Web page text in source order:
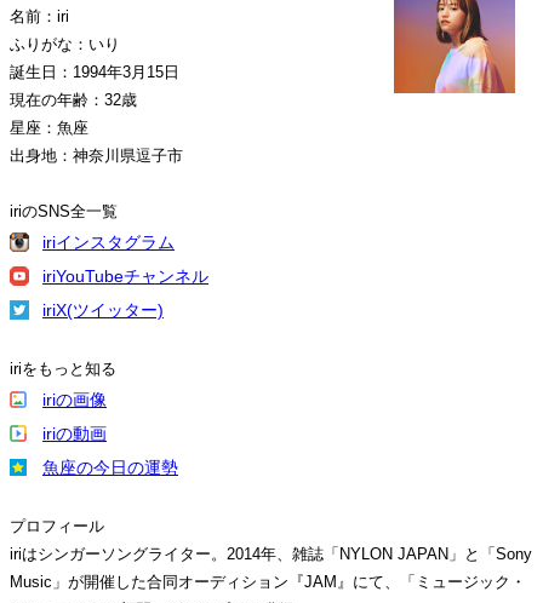
名前：iri
ふりがな：いり
誕生日：1994年3月15日
現在の年齢：32歳
星座：魚座
出身地：神奈川県逗子市
iriのSNS全一覧
iriインスタグラム
iriYouTubeチャンネル
iriX(ツイッター)
iriをもっと知る
iriの画像
iriの動画
魚座の今日の運勢
プロフィール
iriはシンガーソングライター。2014年、雑誌「NYLON JAPAN」と「Sony
Music」が開催した合同オーディション『JAM』にて、「ミュージック・